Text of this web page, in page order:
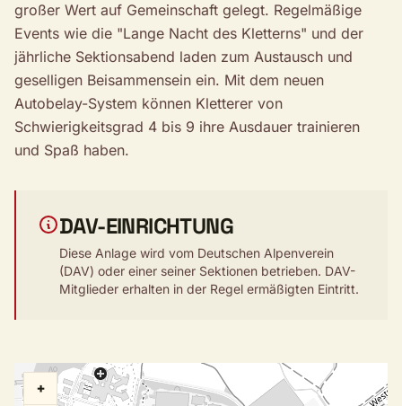
großer Wert auf Gemeinschaft gelegt. Regelmäßige
Events wie die "Lange Nacht des Kletterns" und der
jährliche Sektionsabend laden zum Austausch und
geselligen Beisammensein ein. Mit dem neuen
Autobelay-System können Kletterer von
Schwierigkeitsgrad 4 bis 9 ihre Ausdauer trainieren
und Spaß haben.
DAV-EINRICHTUNG
Diese Anlage wird vom Deutschen Alpenverein
(DAV) oder einer seiner Sektionen betrieben. DAV-
Mitglieder erhalten in der Regel ermäßigten Eintritt.
+